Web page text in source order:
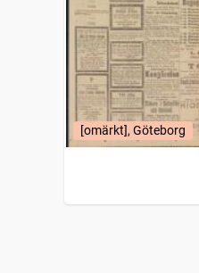
[omärkt], Göteborg